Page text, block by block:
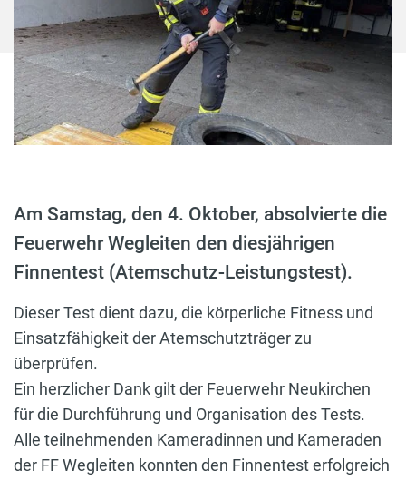
Am Samstag, den 4. Oktober, absolvierte die
Feuerwehr Wegleiten den diesjährigen
Finnentest (Atemschutz-Leistungstest).
Dieser Test dient dazu, die körperliche Fitness und
Einsatzfähigkeit der Atemschutzträger zu
überprüfen.
Ein herzlicher Dank gilt der Feuerwehr Neukirchen
für die Durchführung und Organisation des Tests.
Alle teilnehmenden Kameradinnen und Kameraden
der FF Wegleiten konnten den Finnentest erfolgreich